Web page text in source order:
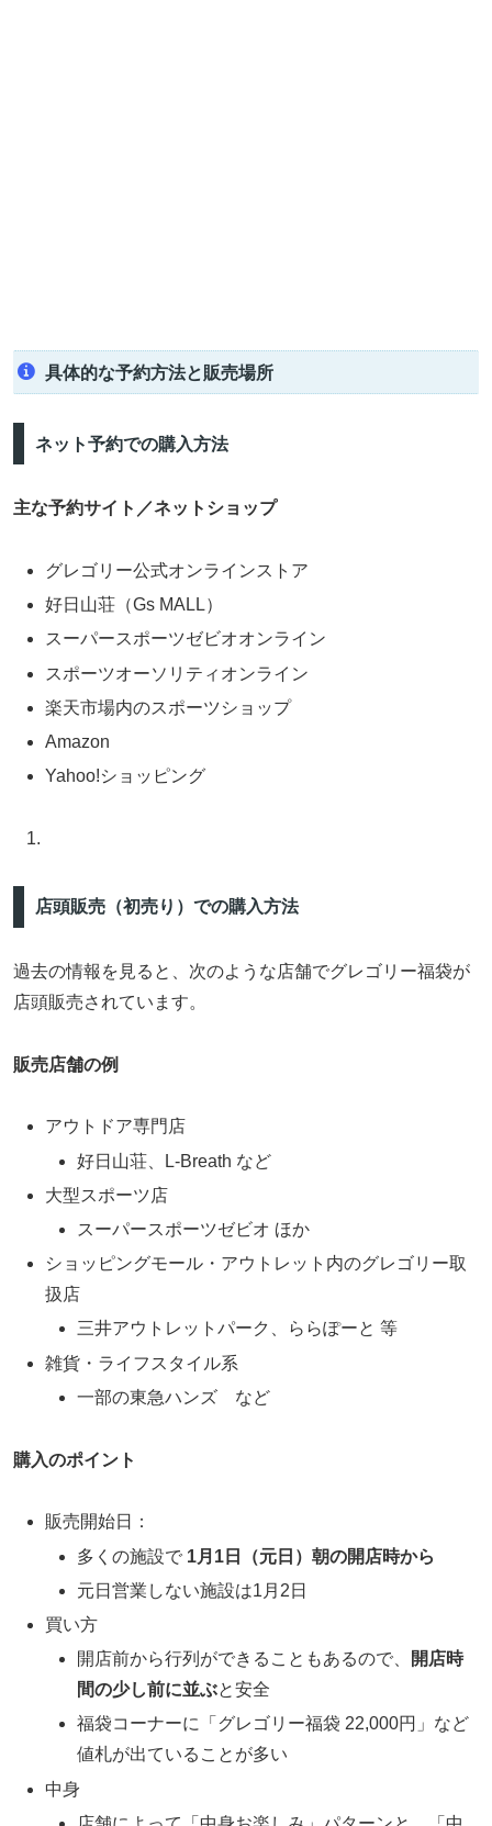
具体的な予約方法と販売場所
ネット予約での購入方法
主な予約サイト／ネットショップ
グレゴリー公式オンラインストア
好日山荘（Gs MALL）
スーパースポーツゼビオオンライン
スポーツオーソリティオンライン
楽天市場内のスポーツショップ
Amazon
Yahoo!ショッピング
店頭販売（初売り）での購入方法
過去の情報を見ると、次のような店舗でグレゴリー福袋が
店頭販売されています。
販売店舗の例
アウトドア専門店
好日山荘、L-Breath など
大型スポーツ店
スーパースポーツゼビオ ほか
ショッピングモール・アウトレット内のグレゴリー取
扱店
三井アウトレットパーク、ららぽーと 等
雑貨・ライフスタイル系
一部の東急ハンズ など
購入のポイント
販売開始日：
多くの施設で 1月1日（元日）朝の開店時から
元日営業しない施設は1月2日
買い方
開店前から行列ができることもあるので、 開店時
間の少し前に並ぶと安全
福袋コーナーに「グレゴリー福袋 22,000円」など
値札が出ていることが多い
中身